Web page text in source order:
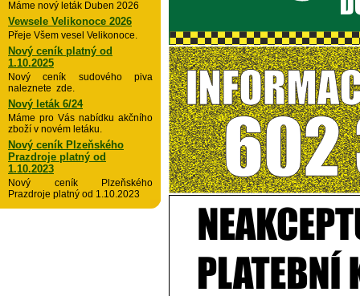
Máme nový leták Duben 2026
Vewsele Velikonoce 2026
Přeje Všem vesel Velikonoce.
Nový ceník platný od
1.10.2025
Nový ceník sudového piva
naleznete zde.
Nový leták 6/24
Máme pro Vás nabídku akčního
zboží v novém letáku.
Nový ceník Plzeňského
Prazdroje platný od
1.10.2023
Nový ceník Plzeňského
Prazdroje platný od 1.10.2023